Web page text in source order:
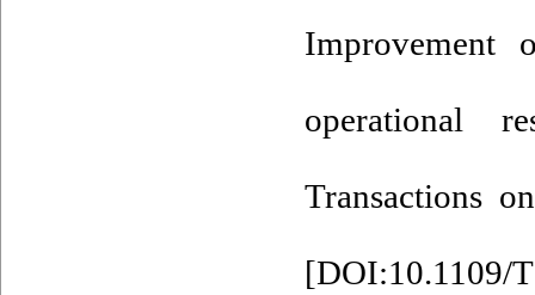
Improvement
operational
Transactions
[DOI:10.1109/